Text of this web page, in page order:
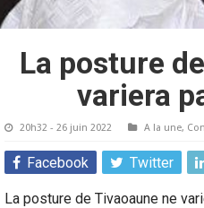
La posture
variera
20h32 - 26 juin 2022 A la une,
Facebook Twitter
La posture de Tivaoaune ne